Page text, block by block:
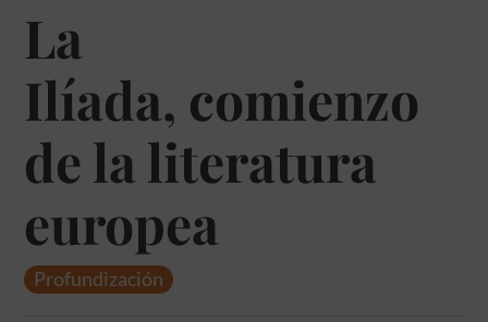
La
Ilíada, comienzo
de la literatura
europea
Profundización